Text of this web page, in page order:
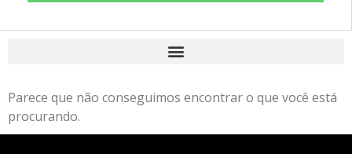
Parece que não conseguimos encontrar o que você está
procurando.